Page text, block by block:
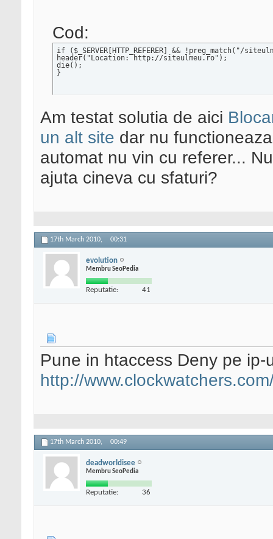
Cod:
if ($_SERVER[HTTP_REFERER] && !preg_match("/
header("Location: http://siteulmeu.ro");
die();
}
Am testat solutia de aici
un alt site dar nu
automat nu vin cu referer...
ajuta cineva cu sfaturi?
17th March 2010, 00:31
evolution
Membru SeoPedia
Reputatie: 41
Pune in htaccess Deny pe ip-
http://
17th March 2010, 00:49
deadworldisee
Membru SeoPedia
Reputatie: 36